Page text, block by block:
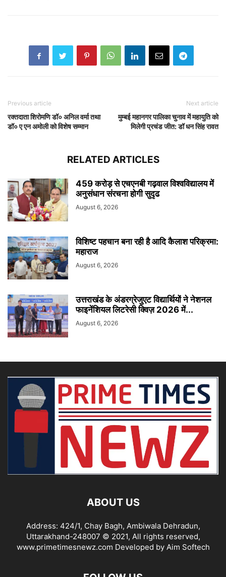
Previous article
रक्तदाता शिरोमणि डॉ० अनिल वर्मा तथा
डॉ० ए एन अमोली को विशेष सम्मान
Next article
मुम्बई महानगर पालिका चुनाव में महायुति को
मिलेगी प्रचंड जीत: डॉ धन सिंह रावत
RELATED ARTICLES
459 करोड़ से एचएनबी गढ़वाल विश्वविद्यालय में
अनुसंधान संरचना होगी सुदृढ
August 6, 2026
विशिष्ट पहचान बना रही है आदि कैलाश परिक्रमा:
महाराज
August 6, 2026
उत्तराखंड के अंडरग्रेजुएट विद्यार्थियों ने नेशनल
फाइनेंशियल लिटरेसी क्विज़ 2026 में...
August 6, 2026
ABOUT US
Address: 424/1, Chay Bagh, Ambiwala Dehradun,
Uttarakhand-248007 © 2021, All rights reserved,
www.primetimesnewz.com Developed by Aim Softech